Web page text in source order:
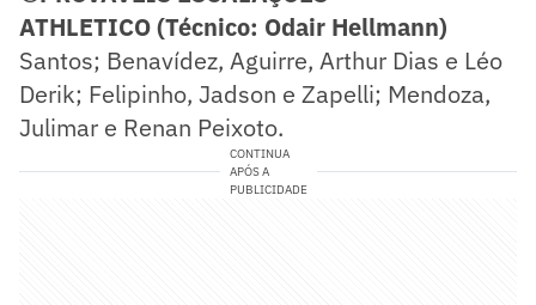
ATHLETICO (Técnico: Odair Hellmann)
Santos; Benavídez, Aguirre, Arthur Dias e Léo
Derik; Felipinho, Jadson e Zapelli; Mendoza,
Julimar e Renan Peixoto.
CONTINUA
APÓS A
PUBLICIDADE